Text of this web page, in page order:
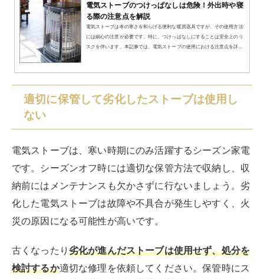
電気ストーブのつけっぱなしは危険！外出時や寝
る際の注意点を解説
電気ストーブは冬の寒さを和らげる便利な暖房器具ですが、その使用方法
には細心の注意が必要です。特に、つけっぱなしにすることは安全上のリ
スクを伴います。本記事では、電気ストーブの使用における注意点を詳...
適切に保管して劣化したストーブは使用し
ない
電気ストーブは、寒い時期にのみ活躍するシーズン家電
です。シーズンオフ時には適切な保管方法で収納し、収
納前にはメンテナンスも欠かさずに行ないましょう。劣
化した電気ストーブは故障や不具合が発生しやすく、火
災の原因になる可能性が高いです。
古くなったり 劣化が進んだストーブは使用せず、処分を
検討するか適切な修理を依頼してください。保管時にス